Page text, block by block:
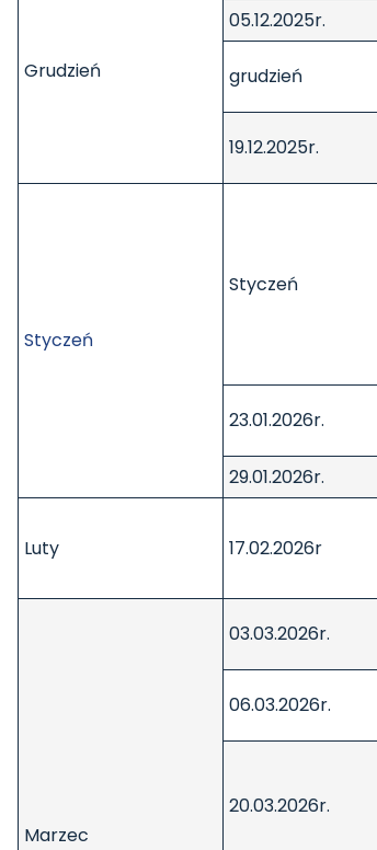
Grudzień
05.12.2025r.
grudzień
19.12.2025r.
Styczeń
Styczeń
23.01.2026r.
29.01.2026r.
Luty 17.02.2026r
Marzec
03.03.2026r.
06.03.2026r.
20.03.2026r.